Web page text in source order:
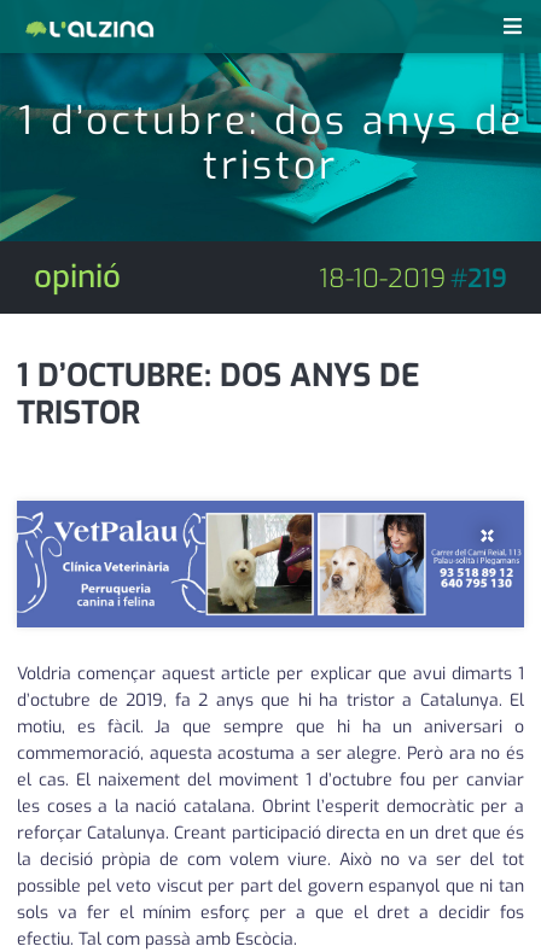
notícies
últimes notícies
activitats
agenda
esports
medi ambient
opinió
política
promo serveis
reportatge
salut
serveis
societat
revistes pdf
anunciants
telèfons
calendari
1 d’octubre: dos anys de
tristor
opinió 18-10-2019#219
1 D’OCTUBRE: DOS ANYS DE
TRISTOR
×
Voldria començar aquest article per explicar que avui dimarts 1
d’octubre de 2019, fa 2 anys que hi ha tristor a Catalunya. El
motiu, es fàcil. Ja que sempre que hi ha un aniversari o
commemoració, aquesta acostuma a ser alegre. Però ara no és
el cas. El naixement del moviment 1 d’octubre fou per canviar
les coses a la nació catalana. Obrint l’esperit democràtic per a
reforçar Catalunya. Creant participació directa en un dret que és
la decisió pròpia de com volem viure. Això no va ser del tot
possible pel veto viscut per part del govern espanyol que ni tan
sols va fer el mínim esforç per a que el dret a decidir fos
efectiu. Tal com passà amb Escòcia.